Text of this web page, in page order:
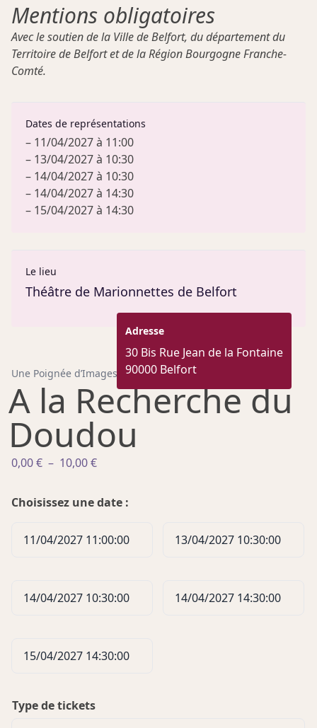
Mentions obligatoires
Avec le soutien de la Ville de Belfort, du département du
Territoire de Belfort et de la Région Bourgogne Franche-
Comté.
Dates de représentations
– 11/04/2027 à 11:00
– 13/04/2027 à 10:30
– 14/04/2027 à 10:30
– 14/04/2027 à 14:30
– 15/04/2027 à 14:30
Le lieu
Théâtre de Marionnettes de Belfort
Adresse
30 Bis Rue Jean de la Fontaine
90000 Belfort
Une Poignée d’Images
A la Recherche du
Doudou
0,00€ – 10,00€Plage
prix :
10,00 €
Choisissez une date :
11/04/2027 11:00:00 13/04/2027 10:30:00
14/04/2027 10:30:00 14/04/2027 14:30:00
15/04/2027 14:30:00
Type de tickets